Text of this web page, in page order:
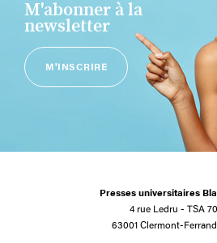
M'abonner à la
newsletter
M'INSCRIRE
Presses universitaires
4 rue Ledru - TSA
63001 Clermont-Ferrand